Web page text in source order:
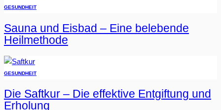
GESUNDHEIT
Sauna und Eisbad – Eine belebende
Heilmethode
GESUNDHEIT
Die Saftkur – Die effektive Entgiftung und
Erholung